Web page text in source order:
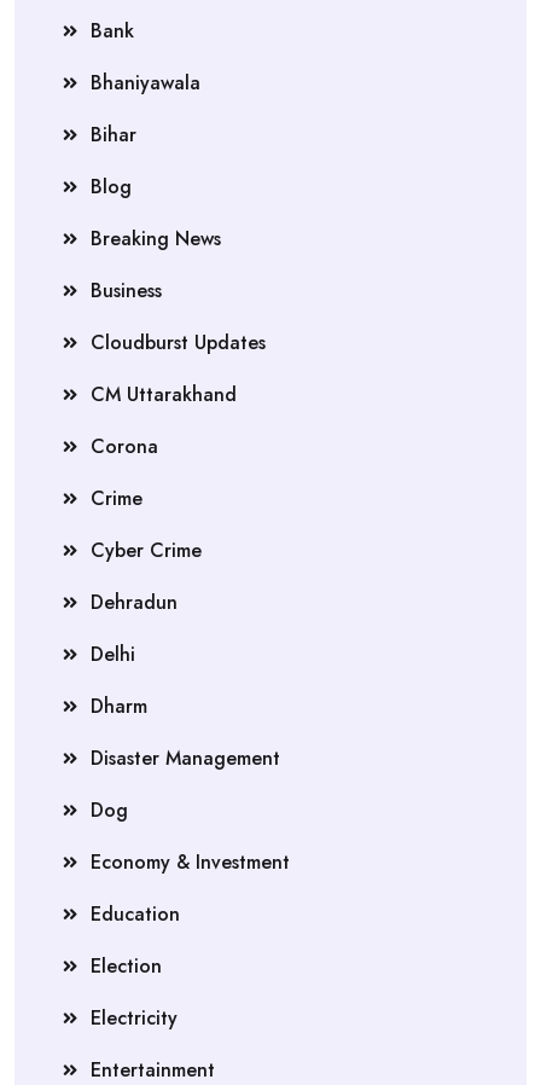
Bank
Bhaniyawala
Bihar
Blog
Breaking News
Business
Cloudburst Updates
CM Uttarakhand
Corona
Crime
Cyber Crime
Dehradun
Delhi
Dharm
Disaster Management
Dog
Economy & Investment
Education
Election
Electricity
Entertainment